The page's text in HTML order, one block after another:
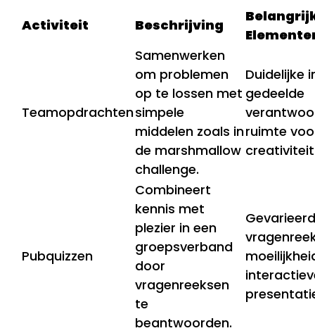
Activiteit Beschrijving
Teamopdrachten
Samenwerken
om problemen
op te lossen met
simpele
middelen zoals in
de marshmallow
challenge.
Duidelijke
gedeelde
ruimte
Pubquizzen
Combineert
kennis met
plezier in een
groepsverband
door
vragenreeksen
te
beantwoorden.